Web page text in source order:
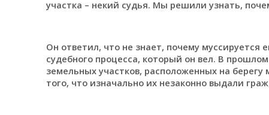
участка – некий судья. Мы решили узнать,
Он ответил, что не знает, почему муссируется
судебного процесса, который он вел. В
земельных участков, расположенных на берегу
того, что изначально их незаконно выдали